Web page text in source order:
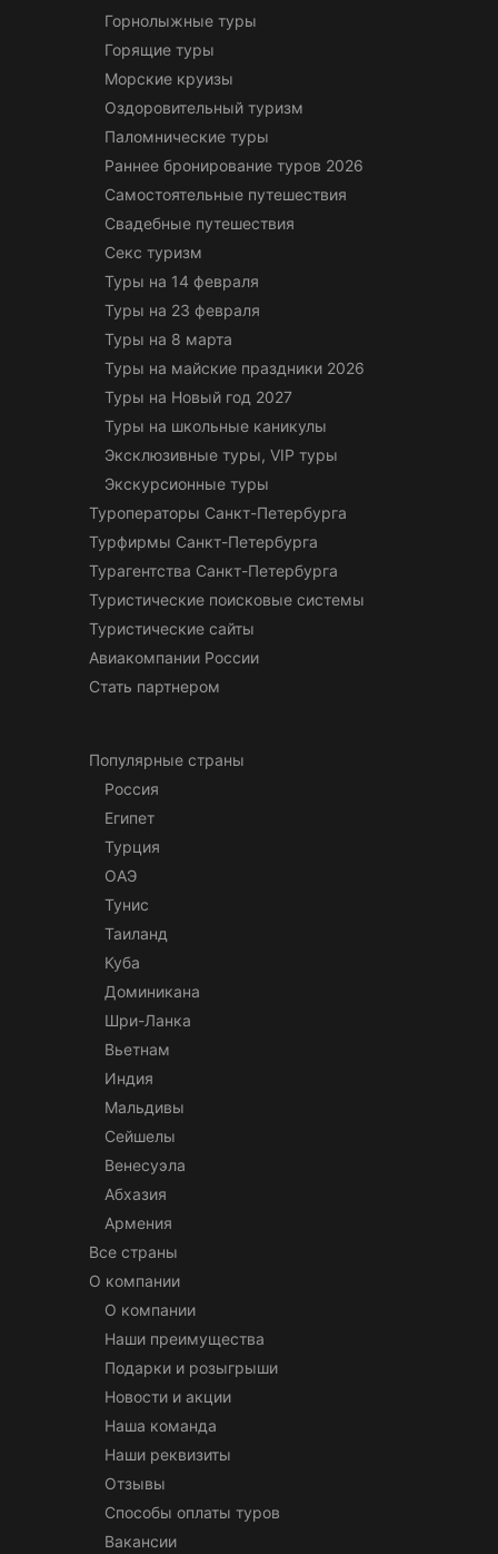
Горнолыжные туры
Горящие туры
Морские круизы
Оздоровительный туризм
Паломнические туры
Раннее бронирование туров 2026
Самостоятельные путешествия
Свадебные путешествия
Секс туризм
Туры на 14 февраля
Туры на 23 февраля
Туры на 8 марта
Туры на майские праздники 2026
Туры на Новый год 2027
Туры на школьные каникулы
Эксклюзивные туры, VIP туры
Экскурсионные туры
Туроператоры Санкт-Петербурга
Турфирмы Санкт-Петербурга
Турагентства Санкт-Петербурга
Туристические поисковые системы
Туристические сайты
Авиакомпании России
Стать партнером
Популярные страны
Россия
Египет
Турция
ОАЭ
Тунис
Таиланд
Куба
Доминикана
Шри-Ланка
Вьетнам
Индия
Мальдивы
Сейшелы
Венесуэла
Абхазия
Армения
Все страны
О компании
О компании
Наши преимущества
Подарки и розыгрыши
Новости и акции
Наша команда
Наши реквизиты
Отзывы
Способы оплаты туров
Вакансии